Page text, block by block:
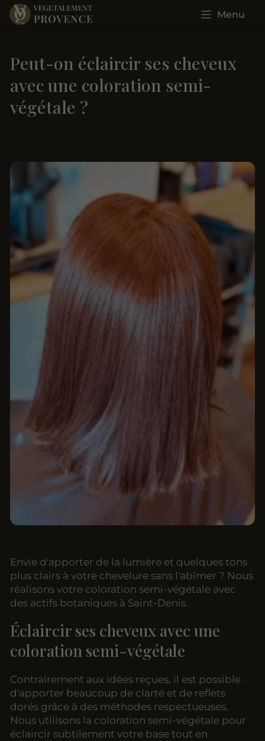
Menu
Peut-on éclaircir ses cheveux
avec une coloration semi-
végétale ?
Envie d'apporter de la lumière et quelques tons
plus clairs à votre chevelure sans l'abîmer ? Nous
réalisons votre coloration semi-végétale avec
des actifs botaniques à Saint-Denis.
Éclaircir ses cheveux avec une
coloration semi-végétale
Contrairement aux idées reçues, il est possible
d'apporter beaucoup de clarté et de reflets
dorés grâce à des méthodes respectueuses.
Nous utilisons la coloration semi-végétale pour
éclaircir subtilement votre base tout en